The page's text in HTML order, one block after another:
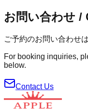
お問い合わせ /
ご予約のお問い合わせ
For booking inquiries,
below.
Contact Us